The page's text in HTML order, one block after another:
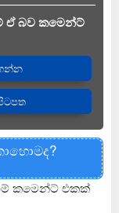
ඒ බව කමෙන්ට්
කමෙන්ට් එකක්